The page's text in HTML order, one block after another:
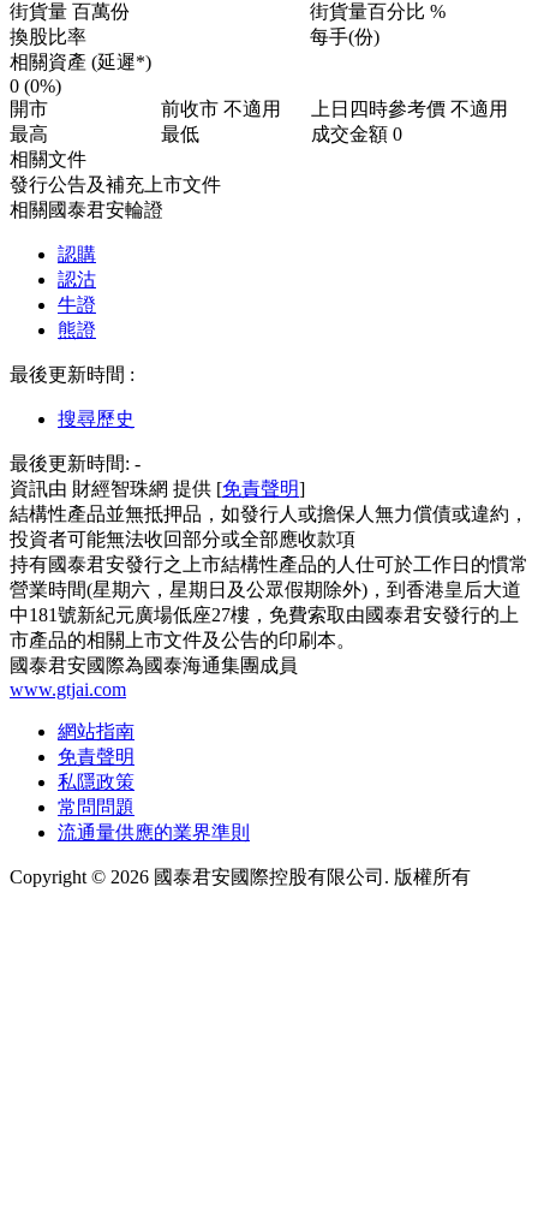
街貨量 百萬份 街貨量百分比 %
換股比率
每手(份)
相關資產 (延遲*)
0 (0%)
開市
前收市 不適用 上日四時參考價 不適用
最高
最低 成交金額 0
相關文件
發行公告及補充上市文件
相關國泰君安輪證
認購
認沽
牛證
熊證
最後更新時間 :
搜尋歷史
最後更新時間: -
資訊由 財經智珠網 提供 [免責聲明]
結構性產品並無抵押品，如發行人或擔保人無力償債或違約，
投資者可能無法收回部分或全部應收款項
持有國泰君安發行之上市結構性產品的人仕可於工作日的慣常
營業時間(星期六，星期日及公眾假期除外)，到香港皇后大道
中181號新紀元廣場低座27樓，免費索取由國泰君安發行的上
市產品的相關上市文件及公告的印刷本。
國泰君安國際為國泰海通集團成員
www.gtjai.com
網站指南
免責聲明
私隱政策
常問問題
流通量供應的業界準則
Copyright © 2026 國泰君安國際控股有限公司. 版權所有